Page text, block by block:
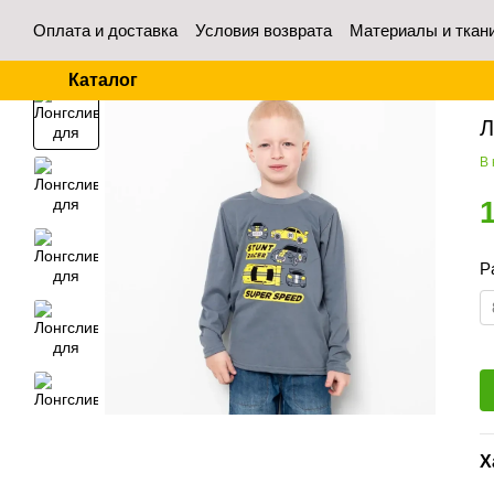
Оплата и доставка Условия возврата
Материалы и
Каталог
В